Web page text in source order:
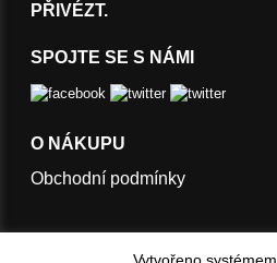
PŘIVÉZT.
SPOJTE SE S NÁMI
O NÁKUPU
Obchodní podmínky